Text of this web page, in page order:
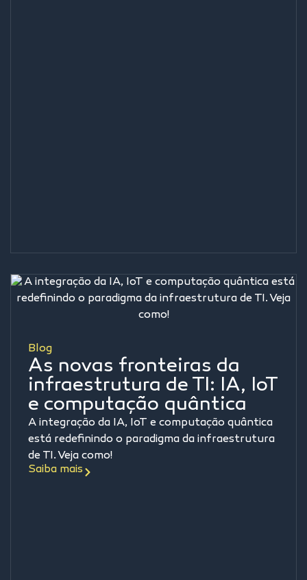
Blog
As novas fronteiras da
infraestrutura de TI: IA, IoT
e computação quântica
A integração da IA, IoT e computação quântica
está redefinindo o paradigma da infraestrutura
de TI. Veja como!
Saiba mais